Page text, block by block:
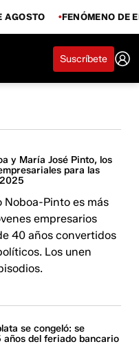
AGOSTO FENÓMENO DE
Suscríbete
y María José Pinto, los
para las
Noboa-Pinto es más
empresarios
40 años convertidos
Los unen
se congeló: se
años del feriado bancario